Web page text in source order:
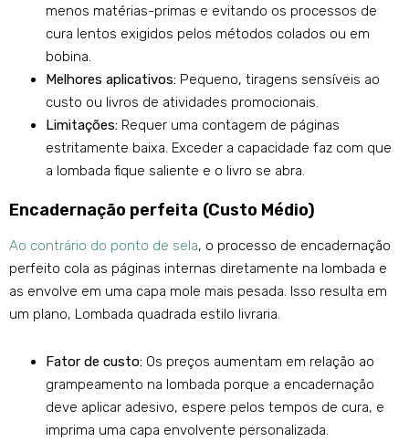
menos matérias-primas e evitando os processos de
cura lentos exigidos pelos métodos colados ou em
bobina.
Melhores aplicativos: Pequeno, tiragens sensíveis ao
custo ou livros de atividades promocionais.
Limitações: Requer uma contagem de páginas
estritamente baixa. Exceder a capacidade faz com que
a lombada fique saliente e o livro se abra.
Encadernação perfeita (Custo Médio)
Ao contrário do ponto de sela, o processo de encadernação
perfeito cola as páginas internas diretamente na lombada e
as envolve em uma capa mole mais pesada. Isso resulta em
um plano, Lombada quadrada estilo livraria.
Fator de custo: Os preços aumentam em relação ao
grampeamento na lombada porque a encadernação
deve aplicar adesivo, espere pelos tempos de cura, e
imprima uma capa envolvente personalizada.